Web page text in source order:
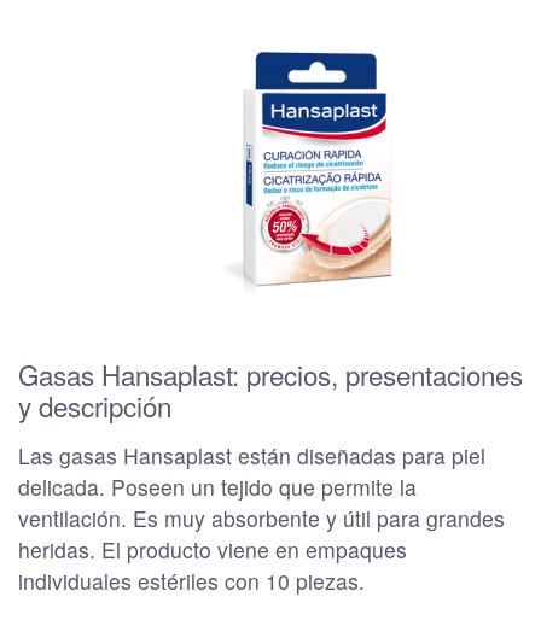
Gasas Hansaplast: precios, presentaciones
y descripción
Las gasas Hansaplast están diseñadas para piel
delicada. Poseen un tejido que permite la
ventilación. Es muy absorbente y útil para grandes
heridas. El producto viene en empaques
individuales estériles con 10 piezas.